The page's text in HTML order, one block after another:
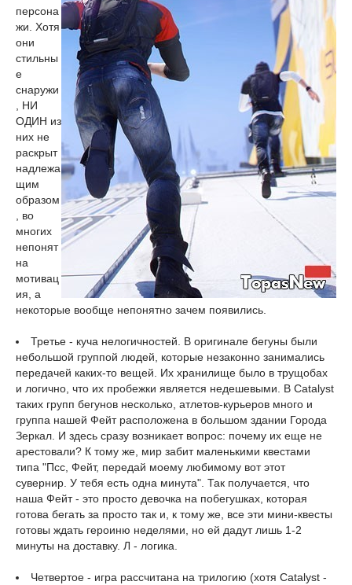
персона
жи. Хотя
они
стильны
е
снаружи
, НИ
ОДИН из
них не
раскрыт
надлежа
щим
образом
, во
многих
непонят
на
мотивац
ия, а
некоторые вообще непонятно зачем появились.
Третье - куча нелогичностей. В оригинале бегуны были
небольшой группой людей, которые незаконно занимались
передачей каких-то вещей. Их хранилище было в трущобах
и логично, что их пробежки является недешевыми. В Catalyst
таких групп бегунов несколько, атлетов-курьеров много и
группа нашей Фейт расположена в большом здании Города
Зеркал. И здесь сразу возникает вопрос: почему их еще не
арестовали? К тому же, мир забит маленькими квестами
типа "Псс, Фейт, передай моему любимому вот этот
сувернир. У тебя есть одна минута". Так получается, что
наша Фейт - это просто девочка на побегушках, которая
готова бегать за просто так и, к тому же, все эти мини-квесты
готовы ждать героиню неделями, но ей дадут лишь 1-2
минуты на доставку. Л - логика.
Четвертое - игра рассчитана на трилогию (хотя Catalyst -